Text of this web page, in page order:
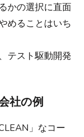
かの選択に直面
めることはいち
テスト駆動開発
社の例
」なコー